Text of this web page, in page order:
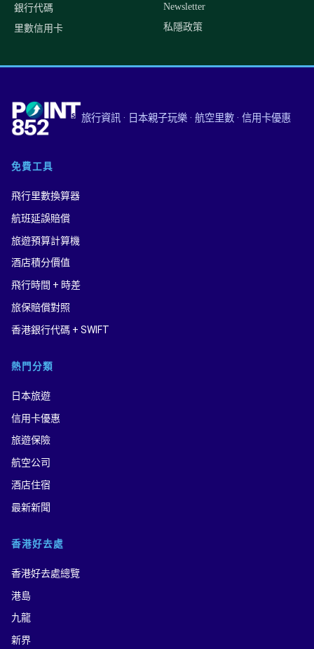
銀行代碼
里數信用卡
Newsletter
私隱政策
旅行資訊 · 日本親子玩樂 · 航空里數 · 信用卡優惠
免費工具
飛行里數換算器
航班延誤賠償
旅遊預算計算機
酒店積分價值
飛行時間 + 時差
旅保賠償對照
香港銀行代碼 + SWIFT
熱門分類
日本旅遊
信用卡優惠
旅遊保險
航空公司
酒店住宿
最新新聞
香港好去處
香港好去處總覽
港島
九龍
新界